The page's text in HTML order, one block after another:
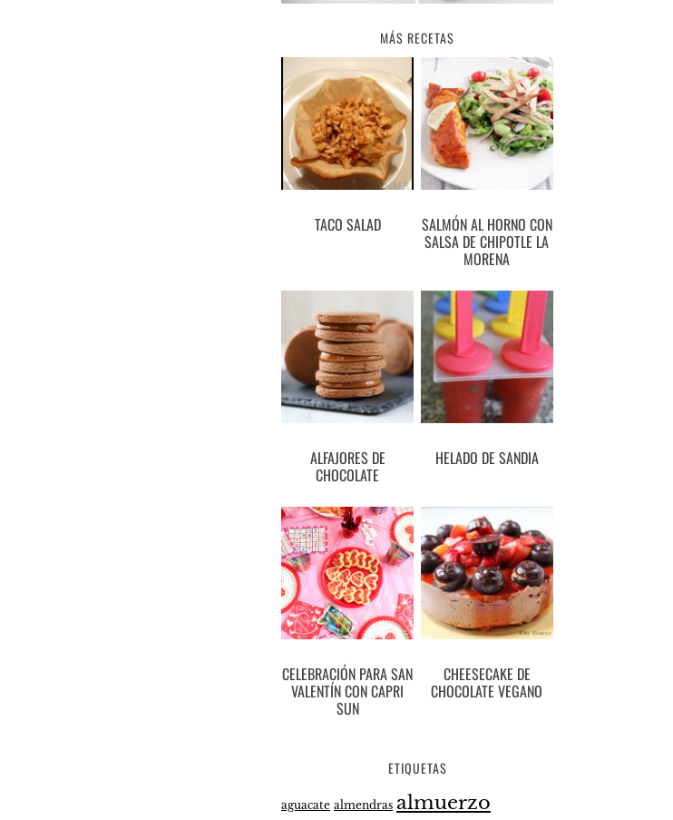
MÁS RECETAS
TACO SALAD SALMÓN AL HORNO CON
SALSA DE CHIPOTLE LA
MORENA
ALFAJORES DE
CHOCOLATE
HELADO DE SANDIA
CELEBRACIÓN PARA SAN
VALENTÍN CON CAPRI
SUN
CHEESECAKE DE
CHOCOLATE VEGANO
ETIQUETAS
aguacate almendras almuerzo